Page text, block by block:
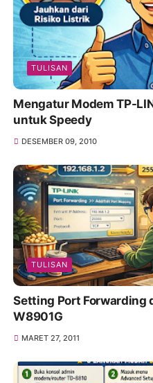
TULISAN
Mengatur Modem TP-
untuk Speedy
DESEMBER 09, 2010
TULISAN
Setting Port Forwarding
W8901G
MARET 27, 2011